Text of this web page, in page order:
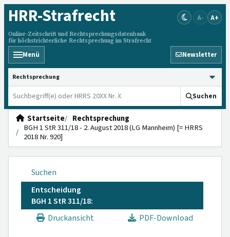
HRR-Strafrecht
Online-Zeitschrift und Rechtsprechungsdatenbank
für höchstrichterliche Rechtsprechung im Strafrecht
A- A+
Menü Newsletter
HRRS durchsuchen
Suchen
Startseite
Rechtsprechung
BGH 1 StR 311/18 - 2. August 2018 (LG Mannheim) [= HRRS
2018 Nr. 920]
Suchen
Entscheidung
BGH 1 StR 311/18:
Druckansicht
PDF-Download